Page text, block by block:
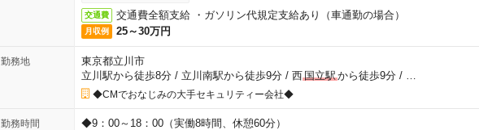
交通費 交通費全額支給 ・ガソリン代規定支給あり（車通勤の場合）
月収例 25～30万円
勤務地
東京都立川市
立川駅から徒歩8分/ 立川南駅から徒歩9分/ 西国立駅から徒歩9分/
◆CMでおなじみの大手セキュリティー会社◆
勤務時間 ◆9：00～18：00（実働8時間、休憩60分）